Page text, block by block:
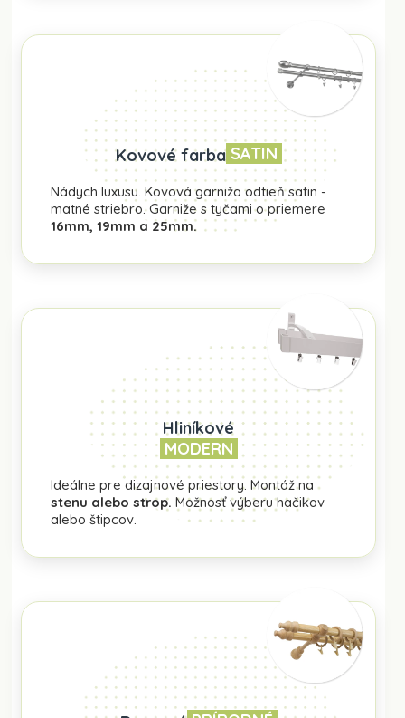
Kovové farbaSATIN
Nádych luxusu. Kovová garniža odtieň satin -
matné striebro. Garniže s tyčami o priemere
16mm, 19mm a 25mm.
Hliníkové
MODERN
Ideálne pre dizajnové priestory. Montáž na
stenu alebo strop. Možnosť výberu hačikov
alebo štipcov.